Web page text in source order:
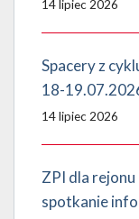
14 lipiec 2026
Spacery z
18-
14 lipiec 2026
ZPI dla
spotkanie